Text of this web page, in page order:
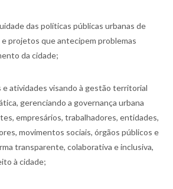
das políticas públicas urbanas de
projetos que antecipem problemas
da cidade;
e atividades visando à gestão territorial
gerenciando a governança urbana
empresários, trabalhadores, entidades,
movimentos sociais, órgãos públicos e
transparente, colaborativa e inclusiva,
à cidade;